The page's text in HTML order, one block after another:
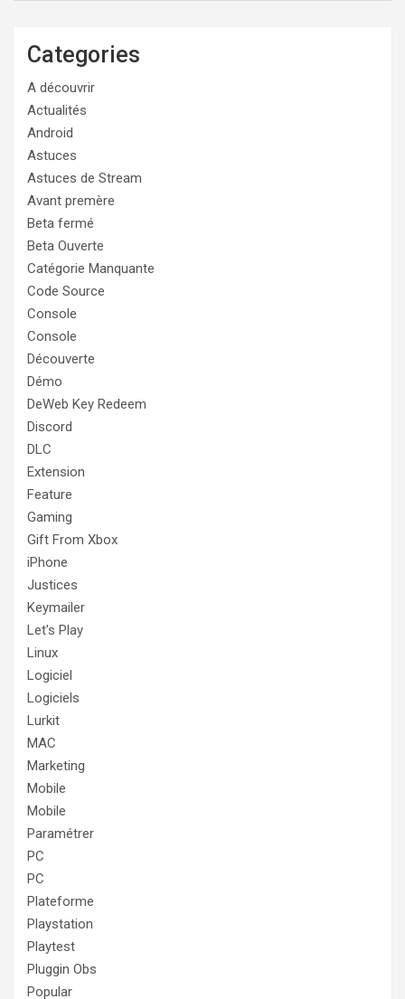
Categories
A découvrir
Actualités
Android
Astuces
Astuces de Stream
Avant premère
Beta fermé
Beta Ouverte
Catégorie Manquante
Code Source
Console
Console
Découverte
Démo
DeWeb Key Redeem
Discord
DLC
Extension
Feature
Gaming
Gift From Xbox
iPhone
Justices
Keymailer
Let's Play
Linux
Logiciel
Logiciels
Lurkit
MAC
Marketing
Mobile
Mobile
Paramétrer
PC
PC
Plateforme
Playstation
Playtest
Pluggin Obs
Popular